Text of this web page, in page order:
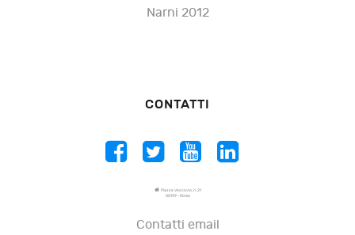
Narni 2012
CONTATTI
Piazza Vescovio, n. 21
00199 - Roma
Contatti email